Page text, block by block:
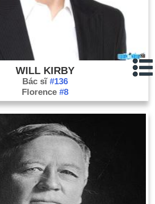
WILL KIRBY
Bác sĩ #136
Florence #8